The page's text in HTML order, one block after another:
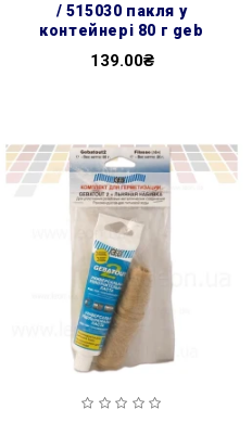
/ 515030 пакля у
контейнері 80 г geb
139.00₴